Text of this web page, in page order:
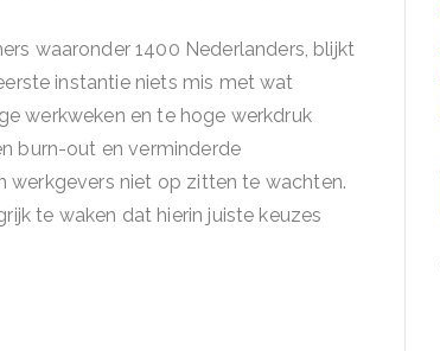
waaronder 1400 Nederlanders, blijkt
instantie niets mis met wat
werkweken en te hoge werkdruk
burn-out en verminderde
werkgevers niet op zitten te wachten.
te waken dat hierin juiste keuzes